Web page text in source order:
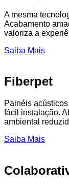
A mesma
Acabamento
valoriza a
Saiba Mais
Fiberpet
Painéis
fácil instalação.
ambiental
Saiba Mais